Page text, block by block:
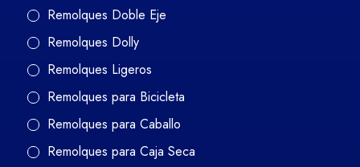
Remolques Doble Eje
Remolques Dolly
Remolques Ligeros
Remolques para Bicicleta
Remolques para Caballo
Remolques para Caja Seca